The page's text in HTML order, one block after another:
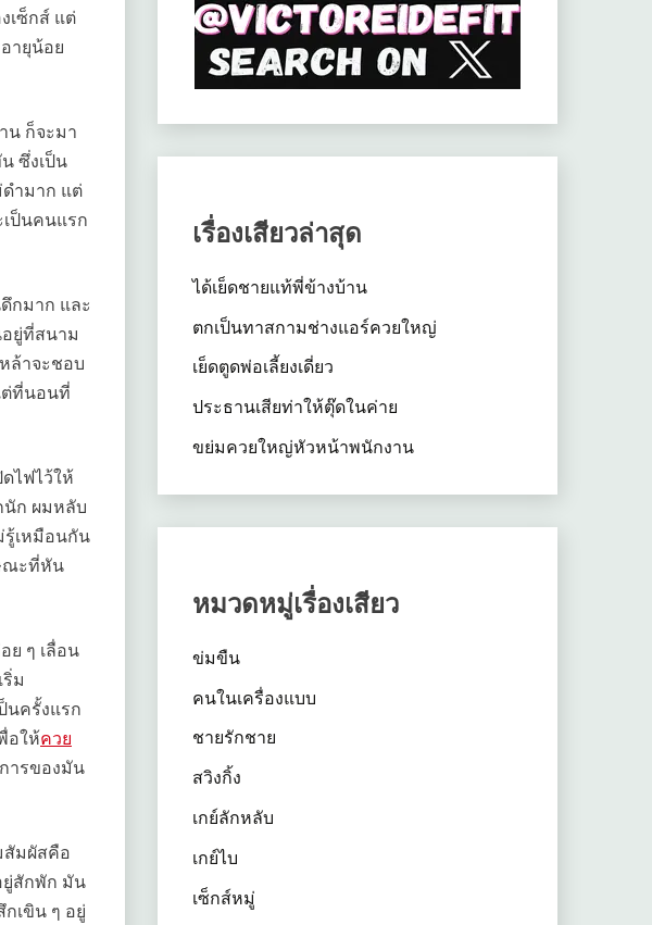
เซ็กส์ แต่
ายุน้อย
น ก็จะมา
ซึ่งเป็น
ดำมาก แต่
ป็นคนแรก
กมาก และ
ยู่ที่สนาม
ล้าจะชอบ
ต่ที่นอนที่
ไฟไว้ให้
นัก ผมหลับ
รู้เหมือนกัน
ณะที่หัน
ๆ เลื่อน
ม
นครั้งแรก
อให้ควย
ารของมัน
สัมผัสคือ
ยู่สักพัก มัน
เขิน ๆ อยู่
เรื่องเสียวล่าสุด
ได้เย็ดชายแท้พี่ข้างบ้าน
ตกเป็นทาสกามช่างแอร์ควยใหญ่
เย็ดตูดพ่อเลี้ยงเดี่ยว
ประธานเสียท่าให้ตุ๊ดในค่าย
ขย่มควยใหญ่หัวหน้าพนักงาน
หมวดหมู่เรื่องเสียว
ข่มขืน
คนในเครื่องแบบ
ชายรักชาย
สวิงกิ้ง
เกย์ลักหลับ
เกย์ไบ
เซ็กส์หมู่